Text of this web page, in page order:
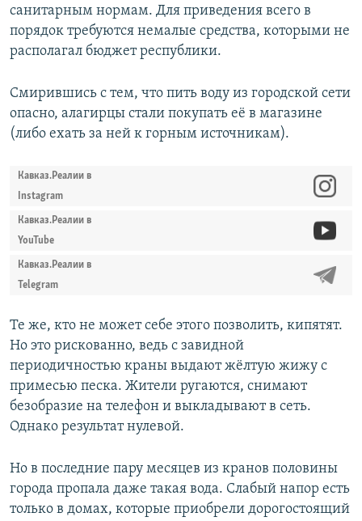
санитарным нормам. Для приведения всего в
порядок требуются немалые средства, которыми не
располагал бюджет республики.
Смирившись с тем, что пить воду из городской сети
опасно, алагирцы стали покупать её в магазине
(либо ехать за ней к горным источникам).
Кавказ.Реалии в
Instagram
Кавказ.Реалии в
YouTube
Кавказ.Реалии в
Telegram
Те же, кто не может себе этого позволить, кипятят.
Но это рискованно, ведь с завидной
периодичностью краны выдают жёлтую жижу с
примесью песка. Жители ругаются, снимают
безобразие на телефон и выкладывают в сеть.
Однако результат нулевой.
Но в последние пару месяцев из кранов половины
города пропала даже такая вода. Слабый напор есть
только в домах, которые приобрели дорогостоящий